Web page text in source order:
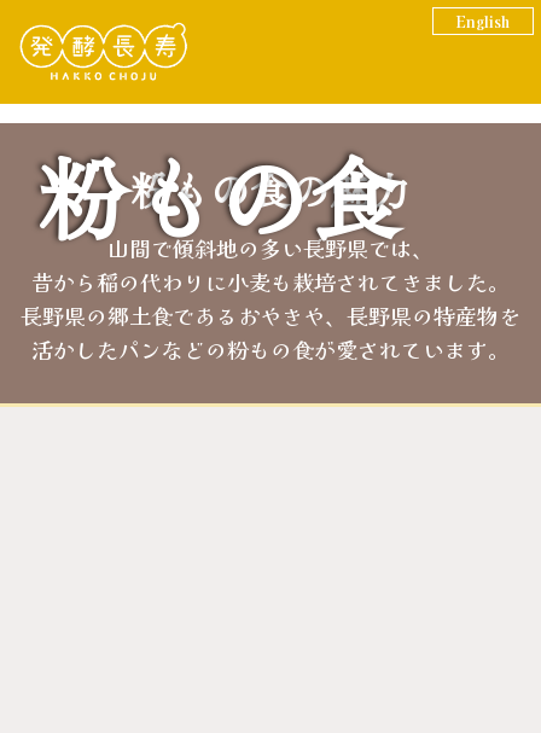
English
粉もの食
粉もの食の魅力
山間で傾斜地の多い長野県では、
昔から稲の代わりに小麦も栽培されてきました。
長野県の郷土食であるおやきや、長野県の特産物を
活かしたパンなどの粉もの食が愛されています。